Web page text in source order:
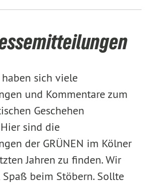
sich viele
und Kommentare zum
Geschehen
sind die
der GRÜNEN im Kölner
Jahren zu finden. Wir
beim Stöbern. Sollte